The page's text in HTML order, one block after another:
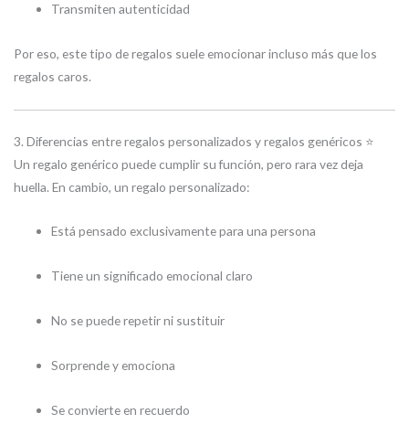
Transmiten autenticidad
Por eso, este tipo de regalos suele emocionar incluso más que los
regalos caros.
3. Diferencias entre regalos personalizados y regalos genéricos ⭐
Un regalo genérico puede cumplir su función, pero rara vez deja
huella. En cambio, un regalo personalizado:
Está pensado exclusivamente para una persona
Tiene un significado emocional claro
No se puede repetir ni sustituir
Sorprende y emociona
Se convierte en recuerdo